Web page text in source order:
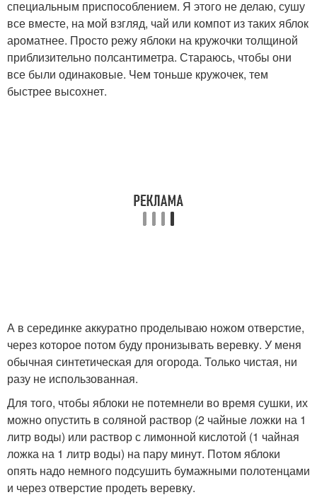
специальным приспособлением. Я этого не делаю, сушу
все вместе, на мой взгляд, чай или компот из таких яблок
ароматнее. Просто режу яблоки на кружочки толщиной
приблизительно полсантиметра. Стараюсь, чтобы они
все были одинаковые. Чем тоньше кружочек, тем
быстрее высохнет.
А в серединке аккуратно проделываю ножом отверстие,
через которое потом буду пронизывать веревку. У меня
обычная синтетическая для огорода. Только чистая, ни
разу не использованная.
Для того, чтобы яблоки не потемнели во время сушки, их
можно опустить в соляной раствор (2 чайные ложки на 1
литр воды) или раствор с лимонной кислотой (1 чайная
ложка на 1 литр воды) на пару минут. Потом яблоки
опять надо немного подсушить бумажными полотенцами
и через отверстие продеть веревку.